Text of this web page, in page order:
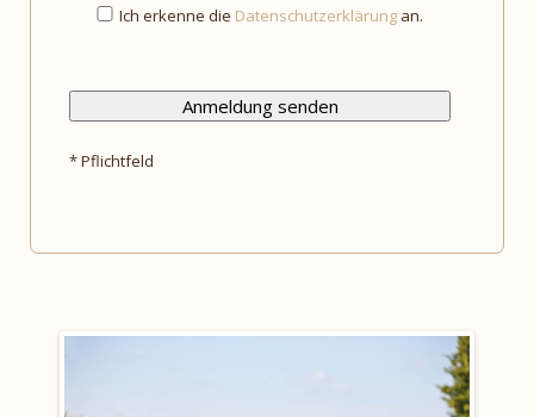
Ich erkenne die Datenschutzerklärung an.
* Pflichtfeld